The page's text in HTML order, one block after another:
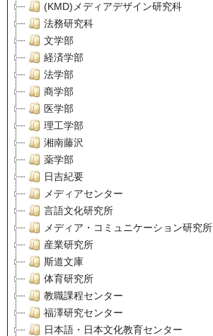
(KMD)メディアデザイン研究科
法務研究科
文学部
経済学部
法学部
商学部
医学部
理工学部
湘南藤沢
薬学部
日吉紀要
メディアセンター
言語文化研究所
メディア・コミュニケーション研究所
産業研究所
斯道文庫
体育研究所
教職課程センター
福澤研究センター
日本語・日本文化教育センター